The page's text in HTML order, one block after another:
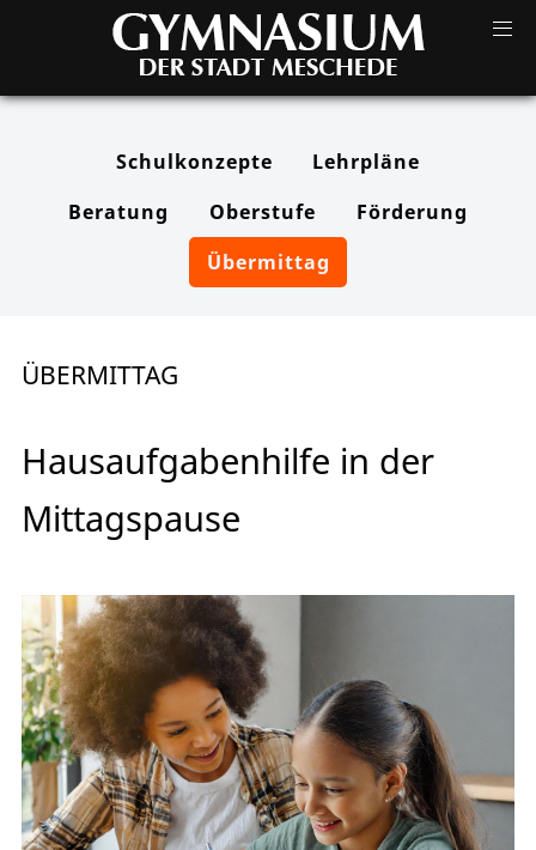
Schulkonzepte
Lehrpläne
Beratung
Oberstufe
Förderung
Übermittag
ÜBERMITTAG
Hausaufgabenhilfe in der
Mittagspause